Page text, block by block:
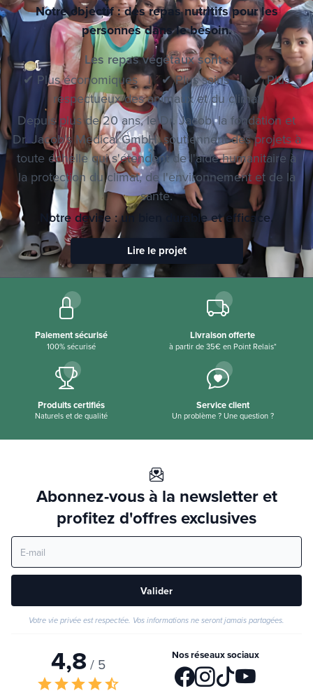
Notre objectif : des repas nutritifs pour les
personnes dans le besoin.
Les repas végétaux sont :
✔ Plus économiques | ✔ Plus sains | ✔ Plus
respectueux des animaux et du climat
Depuis plus de 20 ans, le Dr. Jacob, la fondation et
Dr. Jacob's Medical GmbH, soutiennent des projets à
toute échelle qui s'étendent de l'aide humanitaire à
la protection du climat, de l'environnement et de la
santé.
Notre devise : un bien durable et efficace.
Lire le projet
Paiement sécurisé
100% sécurisé
Livraison offerte
à partir de 35€ en Point Relais*
Produits certifiés
Naturels et de qualité
Service client
Un problème ? Une question ?
Abonnez-vous à la newsletter et
profitez d'offres exclusives
Valider
Votre vie privée est respectée. Vos informations ne seront jamais partagées.
4,8 / 5
starstarstarstarstar_half
Nos réseaux sociaux